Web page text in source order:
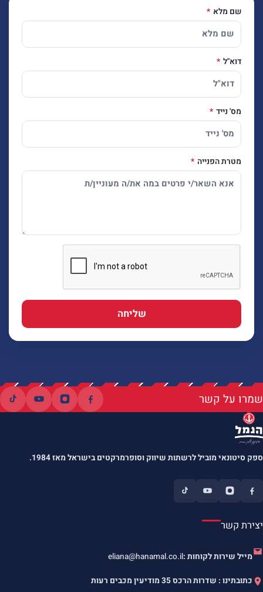
שם מלא
דוא"ל
מס' נייד
מטרת הפנייה
שליחה
שמרו על קשר
ספק סיטונאי מוביל לרשתות שיווק וסופרמרקטים בישראל מאז 1984.
יצירת קשר
מייל שירות לקוחות :eliana@hanamal.co.il
כתובתינו : שדרות הרכס 35 מודיעין מכבים רעות